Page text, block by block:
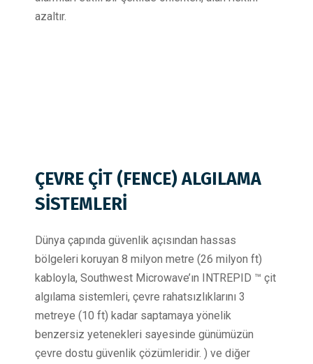
azaltır.
ÇEVRE ÇİT (FENCE) ALGILAMA
SİSTEMLERİ
Dünya çapında güvenlik açısından hassas
bölgeleri koruyan 8 milyon metre (26 milyon ft)
kabloyla, Southwest Microwave’ın INTREPID ™ çit
algılama sistemleri, çevre rahatsızlıklarını 3
metreye (10 ft) kadar saptamaya yönelik
benzersiz yetenekleri sayesinde günümüzün
çevre dostu güvenlik çözümleridir. ) ve diğer